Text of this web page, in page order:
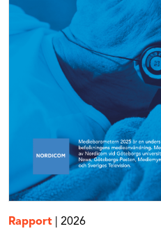
Rapport 2026